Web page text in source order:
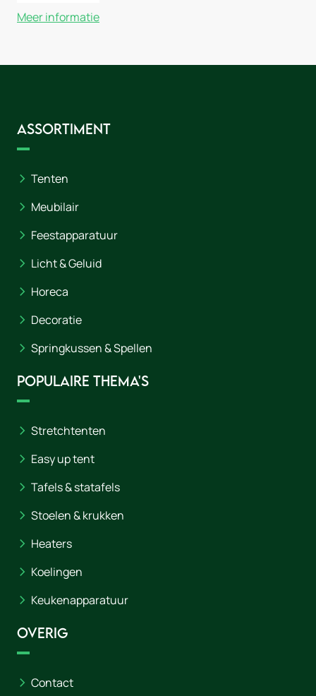
Meer informatie
Assortiment
Tenten
Meubilair
Feestapparatuur
Licht & Geluid
Horeca
Decoratie
Springkussen & Spellen
Populaire thema's
Stretchtenten
Easy up tent
Tafels & statafels
Stoelen & krukken
Heaters
Koelingen
Keukenapparatuur
Overig
Contact